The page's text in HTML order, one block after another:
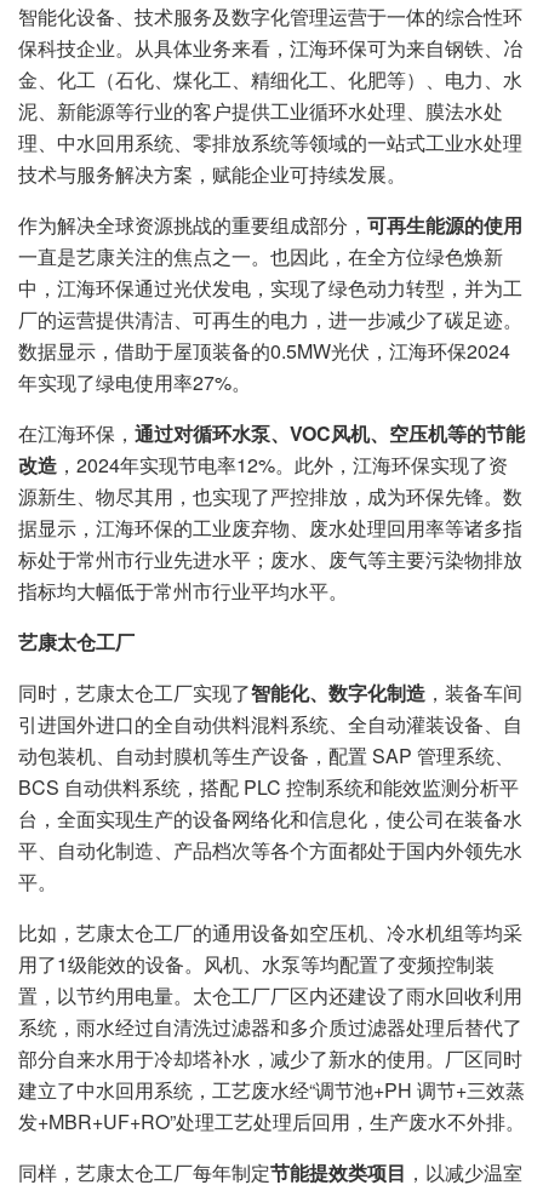
智能化设备、技术服务及数字化管理运营于一体的综合性环
保科技企业。从具体业务来看，江海环保可为来自钢铁、冶
金、化工（石化、煤化工、精细化工、化肥等）、电力、水
泥、新能源等行业的客户提供工业循环水处理、膜法水处
理、中水回用系统、零排放系统等领域的一站式工业水处理
技术与服务解决方案，赋能企业可持续发展。
作为解决全球资源挑战的重要组成部分， 可再生能源的使用
一直是艺康关注的焦点之一。也因此，在全方位绿色焕新
中，江海环保通过光伏发电，实现了绿色动力转型，并为工
厂的运营提供清洁、可再生的电力，进一步减少了碳足迹。
数据显示，借助于屋顶装备的0.5MW光伏，江海环保2024
年实现了绿电使用率27%。
在江海环保， 通过对循环水泵、VOC风机、空压机等的节能
改造 ，2024年实现节电率12%。此外，江海环保实现了资
源新生、物尽其用，也实现了严控排放，成为环保先锋。数
据显示，江海环保的工业废弃物、废水处理回用率等诸多指
标处于常州市行业先进水平；废水、废气等主要污染物排放
指标均大幅低于常州市行业平均水平。
艺康太仓工厂
同时，艺康太仓工厂实现了智能化、数字化制造 ，装备车间
引进国外进口的全自动供料混料系统、全自动灌装设备、自
动包装机、自动封膜机等生产设备，配置 SAP 管理系统、
BCS 自动供料系统，搭配 PLC 控制系统和能效监测分析平
台，全面实现生产的设备网络化和信息化，使公司在装备水
平、自动化制造、产品档次等各个方面都处于国内外领先水
平。
比如，艺康太仓工厂的通用设备如空压机、冷水机组等均采
用了1级能效的设备。风机、水泵等均配置了变频控制装
置，以节约用电量。太仓工厂厂区内还建设了雨水回收利用
系统，雨水经过自清洗过滤器和多介质过滤器处理后替代了
部分自来水用于冷却塔补水，减少了新水的使用。厂区同时
建立了中水回用系统，工艺废水经“调节池+PH 调节+三效蒸
发+MBR+UF+RO”处理工艺处理后回用，生产废水不外排。
同样，艺康太仓工厂每年制定节能提效类项目 ，以减少温室